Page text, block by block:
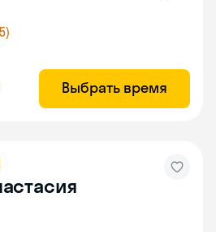
Выбрать время